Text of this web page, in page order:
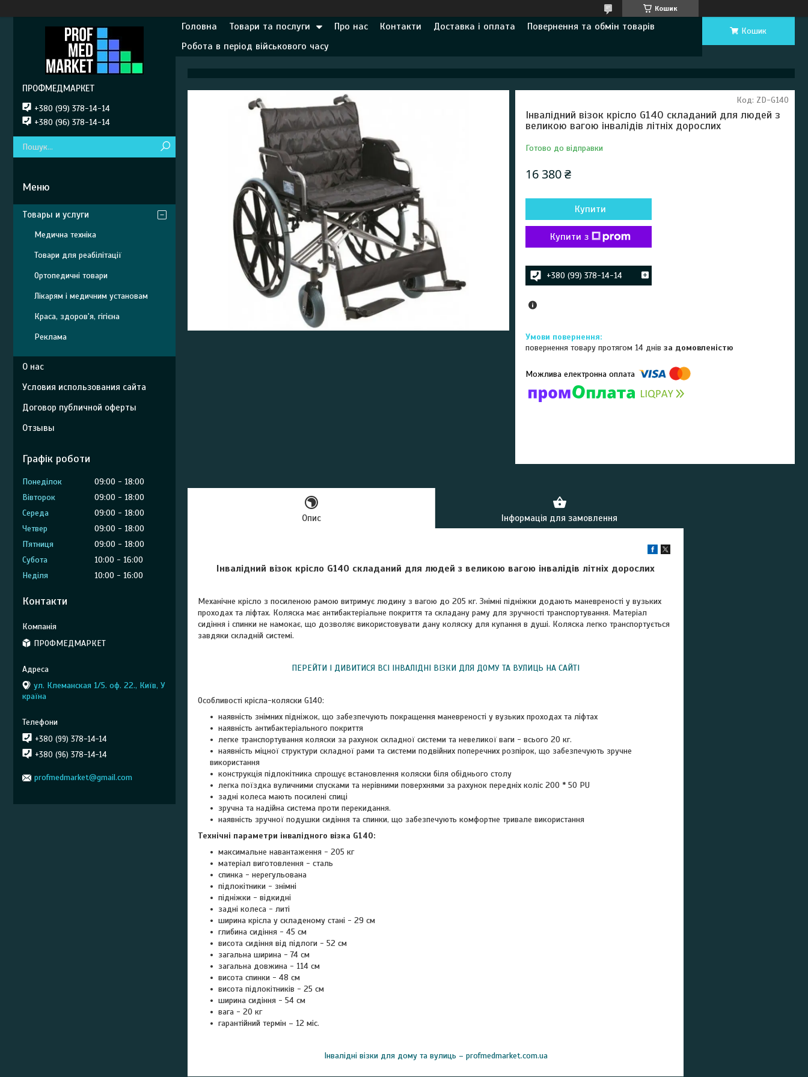
Кошик
Головна Товари та послуги Про нас Контакти Доставка і оплата
Повернення та обмін товарів
Робота в період військового часу
Кошик
Інвалідний візок крісло G140 складаний для людей з
великою вагою інвалідів літніх дорослих
Готово до відправки
Код: ZD-G140
16 380 ₴
Купити
Купити з
+380 (99) 378-14-14
повернення товару протягом 14 днівза домовленістю
Опис Інформація для замовлення
Інвалідний візок крісло G140 складаний для людей з великою вагою інвалідів літніх дорослих
Механічне крісло з посиленою рамою витримує людину з вагою до 205 кг. Знімні підніжки додають маневреності у вузьких
проходах та ліфтах. Коляска має антибактеріальне покриття та складану раму для зручності транспортування. Матеріал
сидіння і спинки не намокає, що дозволяє використовувати дану коляску для купання в душі. Коляска легко транспортується
завдяки складній системі.
ПЕРЕЙТИ І ДИВИТИСЯ ВСІ ІНВАЛІДНІ ВІЗКИ ДЛЯ ДОМУ ТА ВУЛИЦЬ НА САЙТІ
Особливості крісла-коляски G140:
наявність знімних підніжок, що забезпечують покращення маневреності у вузьких проходах та ліфтах
наявність антибактеріального покриття
легке транспортування коляски за рахунок складної системи та невеликої ваги - всього 20 кг.
наявність міцної структури складної рами та системи подвійних поперечних розпірок, що забезпечують зручне
використання
конструкція підлокітника спрощує встановлення коляски біля обіднього столу
легка поїздка вуличними спусками та нерівними поверхнями за рахунок передніх коліс 200 * 50 PU
задні колеса мають посилені спиці
зручна та надійна система проти перекидання.
наявність зручної подушки сидіння та спинки, що забезпечують комфортне тривале використання
Технічні параметри інвалідного візка G140:
максимальне навантаження - 205 кг
матеріал виготовлення - сталь
спинка - нерегульована
підлокітники - знімні
підніжки - відкидні
задні колеса - литі
ширина крісла у складеному стані - 29 см
глибина сидіння - 45 см
висота сидіння від підлоги - 52 см
загальна ширина - 74 см
загальна довжина - 114 см
висота спинки - 48 см
висота підлокітників - 25 см
ширина сидіння - 54 см
вага - 20 кг
гарантійний термін – 12 міс.
Інвалідні візки для дому та вулиць – profmedmarket.com.ua
ПРОФМЕДМАРКЕТ
+380 (99) 378-14-14
+380 (96) 378-14-14
Товары и услуги
Медична техніка
Товари для реабілітації
Ортопедичні товари
Лікарям і медичним установам
Краса, здоров'я, гігієна
Реклама
О нас
Условия использования сайта
Договор публичной оферты
Отзывы
Графік роботи
Понеділок 09:00
18:00
Вівторок
09:00
18:00
Середа
09:00
18:00
Четвер
09:00
18:00
Пʼятниця
09:00
18:00
Субота
10:00
16:00
Неділя
10:00 16:00
Контакти
ПРОФМЕДМАРКЕТ
ул. Клеманская 1/5. оф. 22., Київ, У
країна
+380 (99) 378-14-14
+380 (96) 378-14-14
profmedmarket@gmail.com